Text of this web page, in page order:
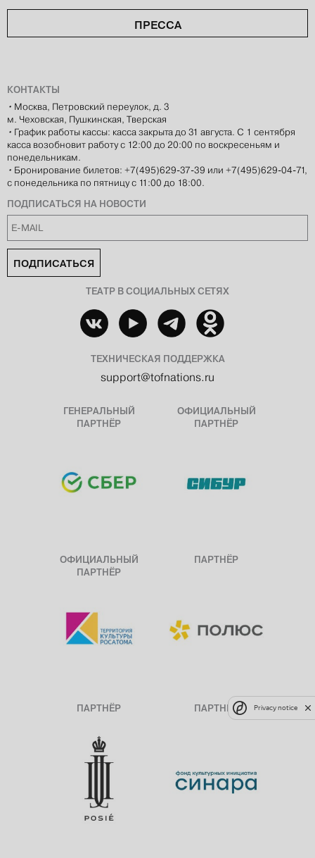
ПРЕССА
КОНТАКТЫ
• Москва, Петровский переулок, д. 3
м. Чеховская, Пушкинская, Тверская
• График работы кассы: касса закрыта до 31 августа. С 1 сентября
касса возобновит работу с 12:00 до 20:00 по воскресеньям и
понедельникам.
• Бронирование билетов: +7(495)629-37-39 или +7(495)629-04-71,
с понедельника по пятницу с 11:00 до 18:00.
ПОДПИСАТЬСЯ НА НОВОСТИ
ПОДПИСАТЬСЯ
ТЕАТР В СОЦИАЛЬНЫХ СЕТЯХ
ТЕХНИЧЕСКАЯ ПОДДЕРЖКА
support@tofnations.ru
ГЕНЕРАЛЬНЫЙ
ПАРТНЁР
ОФИЦИАЛЬНЫЙ
ПАРТНЁР
ОФИЦИАЛЬНЫЙ
ПАРТНЁР
ПАРТНЁР
ПАРТНЁР ПАРТНЁР Privacy notice